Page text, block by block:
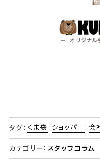
タグ： くま袋 ショッパー 会
カテゴリー： スタッフコラム